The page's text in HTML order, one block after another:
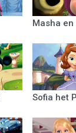
Masha en
Sofia het